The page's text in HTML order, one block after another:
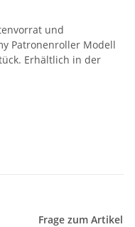
und
Patronenroller Modell
Erhältlich in der
Frage zum Artikel